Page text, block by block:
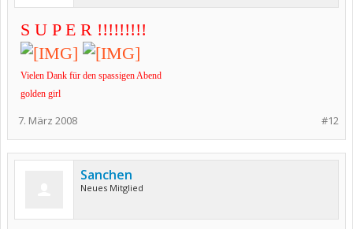
S U P E R !!!!!!!!!
Vielen Dank für den spassigen Abend
golden girl
#12
7. März 2008
Sanchen
Neues Mitglied